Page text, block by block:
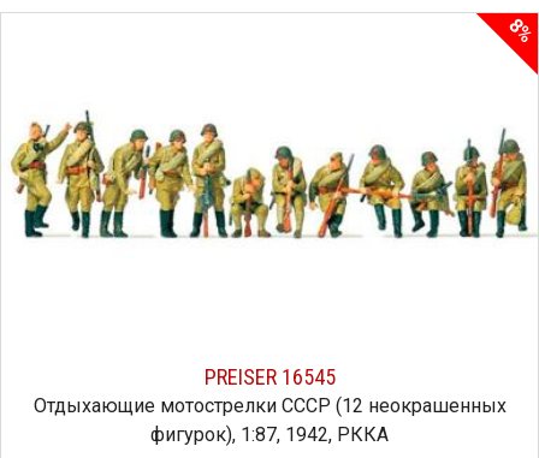
PREISER 16545
Отдыхающие мотострелки СССР (12 неокрашенных
фигурок), 1:87, 1942, РККА
8%